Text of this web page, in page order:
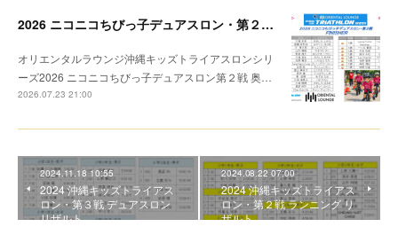
2026 ニコニコちびっ子デュアスロン・第２戦 リザルト
オリエンタルラウンジ沖縄キッズトライアスロンシリ
ーズ2026 ニコニコちびっ子デュアスロン第２戦 奥…
2026.07.23 21:00
2024.11.18 10:55
2024 沖縄キッズトライアス
ロン・第３戦 デュアスロン
リザルト
2024.08.22 07:00
2024 沖縄キッズトライアス
ロン・第２戦 ランニング リ
ザルト